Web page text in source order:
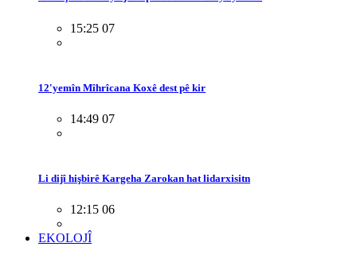
15:25 07
12'yemîn Mîhrîcana Koxê dest pê kir
14:49 07
Li dijî hişbirê Kargeha Zarokan hat lidarxisitn
12:15 06
EKOLOJÎ